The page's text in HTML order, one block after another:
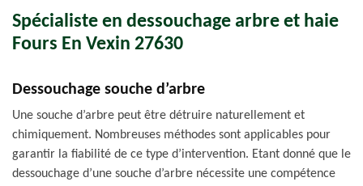
Spécialiste en dessouchage arbre et haie
Fours En Vexin 27630
Dessouchage souche d’arbre
Une souche d’arbre peut être détruire naturellement et
chimiquement. Nombreuses méthodes sont applicables pour
garantir la fiabilité de ce type d’intervention. Etant donné que le
dessouchage d’une souche d’arbre nécessite une compétence